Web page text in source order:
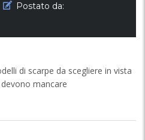
Postato da:
di scarpe da scegliere in vista
devono mancare